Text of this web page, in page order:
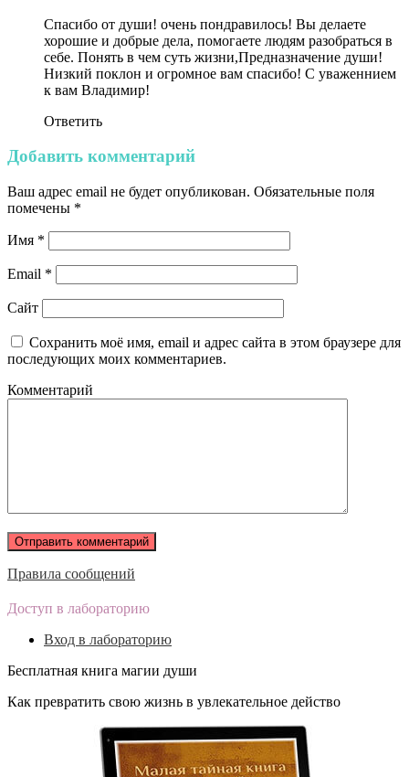
Спасибо от души! очень пондравилось! Вы делаете
хорошие и добрые дела, помогаете людям разобраться в
себе. Понять в чем суть жизни,Предназначение души!
Низкий поклон и огромное вам спасибо! С уваженнием
к вам Владимир!
Ответить
Добавить комментарий
Ваш адрес email не будет опубликован. Обязательные поля
помечены *
Имя *
Email *
Сайт
Сохранить моё имя, email и адрес сайта в этом браузере для
последующих моих комментариев.
Комментарий
Правила сообщений
Доступ в лабораторию
Вход в лабораторию
Бесплатная книга магии души
Как превратить свою жизнь в увлекательное действо